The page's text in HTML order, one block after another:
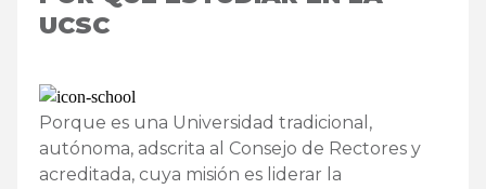
UCSC
Porque es una Universidad tradicional,
autónoma, adscrita al Consejo de Rectores y
acreditada, cuya misión es liderar la